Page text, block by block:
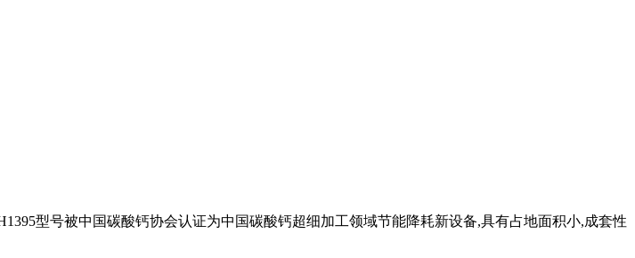
型号被中国碳酸钙协会认证为中国碳酸钙超细加工领域节能降耗新设备,具有占地面积小,成套性